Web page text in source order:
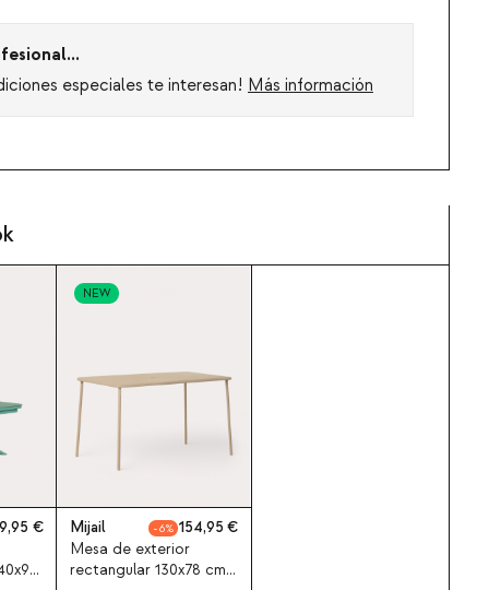
especiales te interesan! Más información
NEW
Mijail 6
154,95
Mesa de exterior
rectangular 130x78 cm